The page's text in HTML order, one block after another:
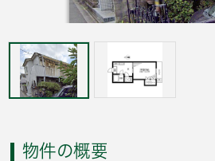
物件の概要